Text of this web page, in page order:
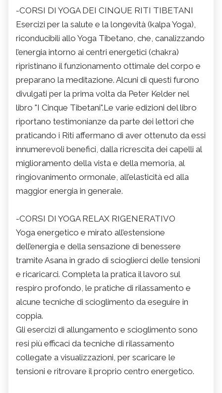
-CORSI DI YOGA DEI CINQUE RITI TIBETANI
Esercizi per la salute e la longevità (kalpa Yoga),
riconducibili allo Yoga Tibetano, che, canalizzando
l’energia intorno ai centri energetici (chakra)
ripristinano il funzionamento ottimale del corpo e
preparano la meditazione. Alcuni di questi furono
divulgati per la prima volta da Peter Kelder nel
libro "I Cinque Tibetani".Le varie edizioni del libro
riportano testimonianze da parte dei lettori che
praticando i Riti affermano di aver ottenuto da essi
innumerevoli benefici, dalla ricrescita dei capelli al
miglioramento della vista e della memoria, al
ringiovanimento ormonale, all’elasticità ed alla
maggior energia in generale.
-CORSI DI YOGA RELAX RIGENERATIVO
Yoga energetico e mirato all’estensione
dell’energia e della sensazione di benessere
tramite Asana in grado di scioglierci delle tensioni
e ricaricarci. Completa la pratica il lavoro sul
respiro profondo, le pratiche di rilassamento e
alcune tecniche di scioglimento da eseguire in
coppia.
Gli esercizi di allungamento e scioglimento sono
resi più efficaci da tecniche di rilassamento
collegate a visualizzazioni, per scaricare le
tensioni e ritrovare il proprio centro energetico.